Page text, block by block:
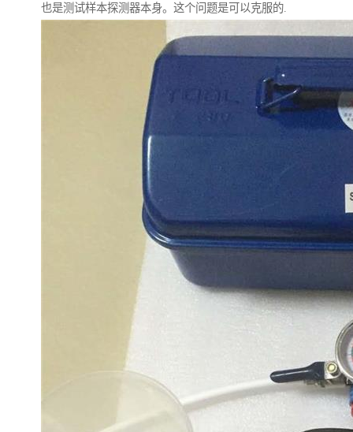
也是测试样本探测器本身。这个问题是可以克服的.